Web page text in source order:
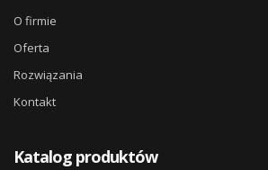
O firmie
Oferta
Rozwiązania
Kontakt
Katalog produktów